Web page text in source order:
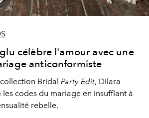
célèbre l'amour avec une
anticonformiste
Bridal Party Edit, Dilara
codes du mariage en insufflant à
rebelle.